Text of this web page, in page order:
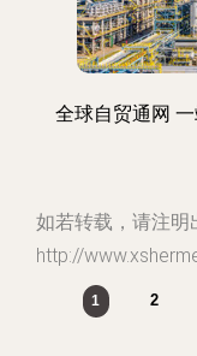
全球自贸通网
如若转载，请注明
http://
1 2